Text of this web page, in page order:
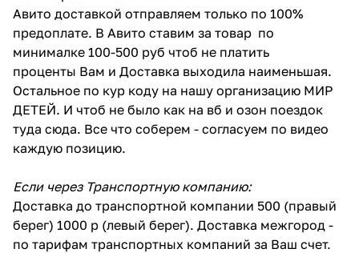
Авито доставкой отправляем только по 100%
предоплате. В Авито ставим за товар по
минималке 100-500 руб чтоб не платить
проценты Вам и Доставка выходила наименьшая.
Остальное по кур коду на нашу организацию МИР
ДЕТЕЙ. И чтоб не было как на вб и озон поездок
туда сюда. Все что соберем - согласуем по видео
каждую позицию.
Если через Транспортную компанию:
Доставка до транспортной компании 500 (правый
берег) 1000 р (левый берег). Доставка межгород -
по тарифам транспортных компаний за Ваш счет.